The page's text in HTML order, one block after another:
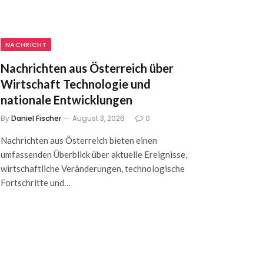
NACHRICHT
Nachrichten aus Österreich über
Wirtschaft Technologie und
nationale Entwicklungen
ByDaniel Fischer August 3, 2026 0
Nachrichten aus Österreich bieten einen
umfassenden Überblick über aktuelle Ereignisse,
wirtschaftliche Veränderungen, technologische
Fortschritte und…